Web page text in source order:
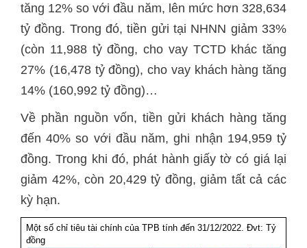
tăng 12% so với đầu năm, lên mức hơn 328,634
tỷ đồng. Trong đó, tiền gửi tại NHNN giảm 33%
(còn 11,988 tỷ đồng, cho vay TCTD khác tăng
27% (16,478 tỷ đồng), cho vay khách hàng tăng
14% (160,992 tỷ đồng)…
Về phần nguồn vốn, tiền gửi khách hàng tăng
đến 40% so với đầu năm, ghi nhận 194,959 tỷ
đồng. Trong khi đó, phát hành giấy tờ có giá lại
giảm 42%, còn 20,429 tỷ đồng, giảm tất cả các
kỳ hạn.
Một số chỉ tiêu tài chính của TPB tính đến 31/12/2022. Đvt: Tỷ
đồng